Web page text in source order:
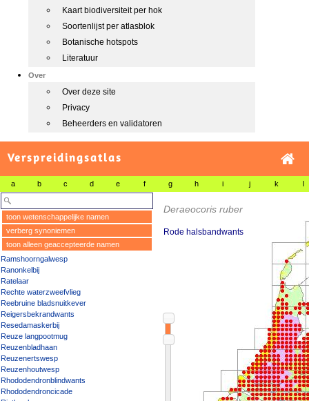
Kaart biodiversiteit per hok
Soortenlijst per atlasblok
Botanische hotspots
Literatuur
Over
Over deze site
Privacy
Beheerders en validatoren
Verspreidingsatlas
a b c d e f g h i j k l
toon wetenschappelijke namen
verberg synoniemen
toon alleen geaccepteerde namen
Ramshoorngalwesp
Ranonkelbij
Ratelaar
Rechte waterzweefvlieg
Reebruine bladsnuitkever
Reigersbekrandwants
Resedamaskerbij
Reuze langpootmug
Reuzenbladhaan
Reuzenertswesp
Reuzenhoutwesp
Rhododendronblindwants
Rhododendroncicade
Deraeocoris ruber
Rode halsbandwants